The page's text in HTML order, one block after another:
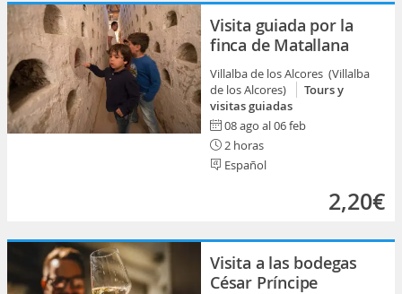
Visita guiada por la
finca de Matallana
Villalba de los Alcores (Villalba
de los Alcores)
Tours y
visitas guiadas
08 ago al 06 feb
2 horas
Español
2,20€
Visita a las bodegas
César Príncipe